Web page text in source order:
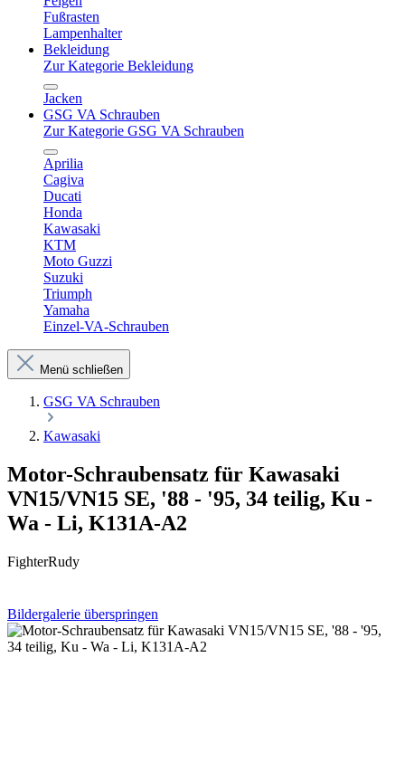
Fußrasten
Lampenhalter
Bekleidung
Zur Kategorie Bekleidung
Jacken
GSG VA Schrauben
Zur Kategorie GSG VA Schrauben
Aprilia
Cagiva
Ducati
Honda
Kawasaki
KTM
Moto Guzzi
Suzuki
Triumph
Yamaha
Einzel-VA-Schrauben
Menü schließen
GSG VA Schrauben
Kawasaki
Motor-Schraubensatz für Kawasaki
VN15/VN15 SE, '88 - '95, 34 teilig, Ku -
Wa - Li, K131A-A2
FighterRudy
Bildergalerie überspringen